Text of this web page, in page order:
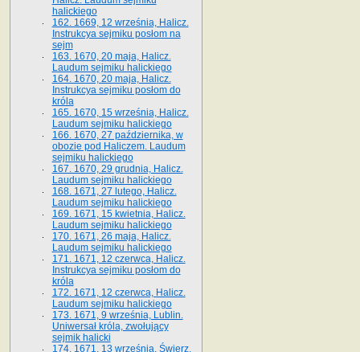
halickiego
162. 1669, 12 września, Halicz.
Instrukcya sejmiku posłom na
sejm
163. 1670, 20 maja, Halicz.
Laudum sejmiku halickiego
164. 1670, 20 maja, Halicz.
Instrukcya sejmiku posłom do
króla
165. 1670, 15 września, Halicz.
Laudum sejmiku halickiego
166. 1670, 27 października, w
obozie pod Haliczem. Laudum
sejmiku halickiego
167. 1670, 29 grudnia, Halicz.
Laudum sejmiku halickiego
168. 1671, 27 lutego, Halicz.
Laudum sejmiku halickiego
169. 1671, 15 kwietnia, Halicz.
Laudum sejmiku halickiego
170. 1671, 26 maja, Halicz.
Laudum sejmiku halickiego
171. 1671, 12 czerwca, Halicz.
Instrukcya sejmiku posłom do
króla
172. 1671, 12 czerwca, Halicz.
Laudum sejmiku halickiego
173. 1671, 9 września, Lublin.
Uniwersał króla, zwołujący
sejmik halicki
174. 1671, 13 września, Świerz.